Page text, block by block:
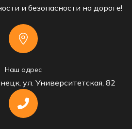
и безопасности на дороге!
Наш адрес
ул. Университетская, 82